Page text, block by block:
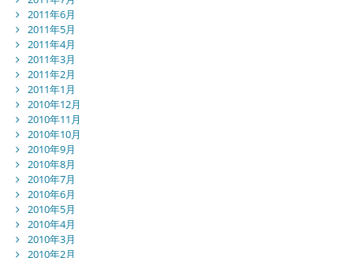
2011年6月
2011年5月
2011年4月
2011年3月
2011年2月
2011年1月
2010年12月
2010年11月
2010年10月
2010年9月
2010年8月
2010年7月
2010年6月
2010年5月
2010年4月
2010年3月
2010年2月